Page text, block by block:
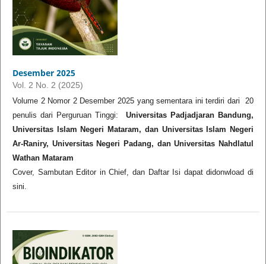
Desember 2025
Vol. 2 No. 2 (2025)
Volume 2 Nomor 2 Desember 2025 yang sementara ini terdiri dari 20
penulis dari Perguruan Tinggi: Universitas Padjadjaran Bandung,
Universitas Islam Negeri Mataram, dan Universitas Islam Negeri
Ar-Raniry, Universitas Negeri Padang, dan Universitas Nahdlatul
Wathan Mataram
Cover, Sambutan Editor in Chief, dan Daftar Isi dapat didonwload di
sini.